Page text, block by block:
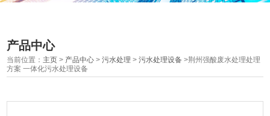
产品中心
当前位置： 主页 > 产品中心 >污水处理 >污水处理设备 >荆州强酸废水处理处理
方案 一体化污水处理设备